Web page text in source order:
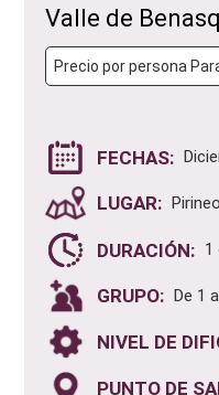
Valle de
FECHAS:
LUGAR:
DURACIÓN: 1
GRUPO: De 1
NIVEL DE
PUNTO DE